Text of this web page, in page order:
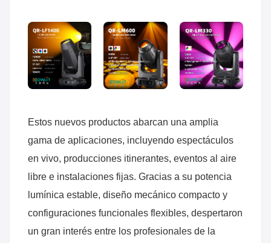
Estos nuevos productos abarcan una amplia
gama de aplicaciones, incluyendo espectáculos
en vivo, producciones itinerantes, eventos al aire
libre e instalaciones fijas. Gracias a su potencia
lumínica estable, diseño mecánico compacto y
configuraciones funcionales flexibles, despertaron
un gran interés entre los profesionales de la